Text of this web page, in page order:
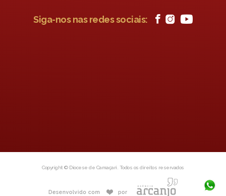
Siga-nos nas redes sociais:
Copyright © Diocese de Camaçari. Todos os direitos reservados